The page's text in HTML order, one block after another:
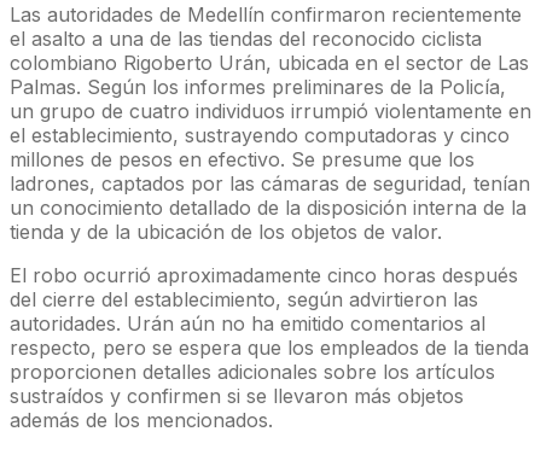
Las autoridades de Medellín confirmaron recientemente
el asalto a una de las tiendas del reconocido ciclista
colombiano Rigoberto Urán, ubicada en el sector de Las
Palmas. Según los informes preliminares de la Policía,
un grupo de cuatro individuos irrumpió violentamente en
el establecimiento, sustrayendo computadoras y cinco
millones de pesos en efectivo. Se presume que los
ladrones, captados por las cámaras de seguridad, tenían
un conocimiento detallado de la disposición interna de la
tienda y de la ubicación de los objetos de valor.
El robo ocurrió aproximadamente cinco horas después
del cierre del establecimiento, según advirtieron las
autoridades. Urán aún no ha emitido comentarios al
respecto, pero se espera que los empleados de la tienda
proporcionen detalles adicionales sobre los artículos
sustraídos y confirmen si se llevaron más objetos
además de los mencionados.